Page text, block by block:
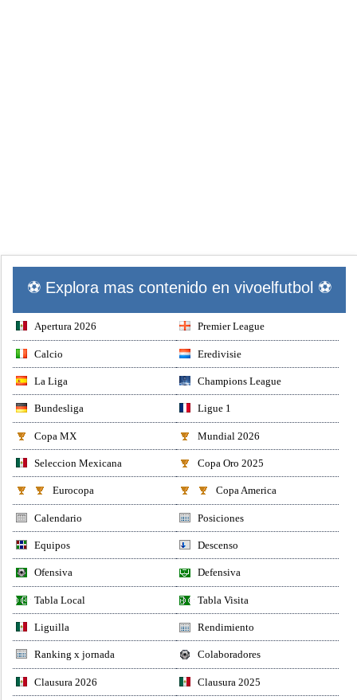
⚽ Explora mas contenido en vivoelfutbol ⚽
Apertura 2026 Premier League
Calcio Eredivisie
La Liga Champions League
Bundesliga Ligue 1
Copa MX Mundial 2026
Seleccion Mexicana Copa Oro 2025
Eurocopa Copa America
Calendario Posiciones
Equipos Descenso
Ofensiva Defensiva
Tabla Local Tabla Visita
Liguilla Rendimiento
Ranking x jornada Colaboradores
Clausura 2026 Clausura 2025